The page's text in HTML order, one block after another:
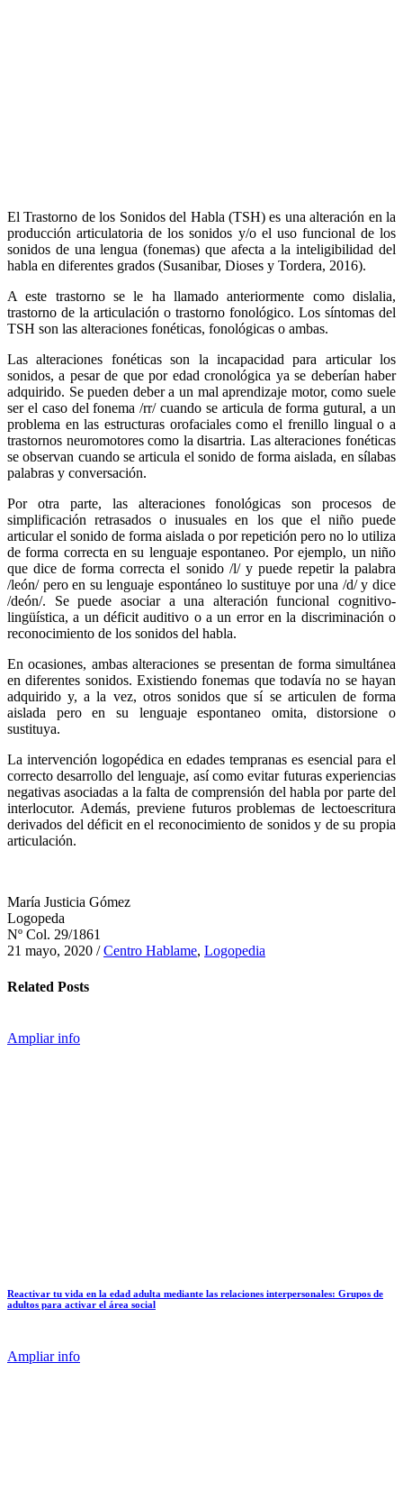
El Trastorno de los Sonidos del Habla (TSH) es una alteración en la
producción articulatoria de los sonidos y/o el uso funcional de los
sonidos de una lengua (fonemas) que afecta a la inteligibilidad del
habla en diferentes grados (Susanibar, Dioses y Tordera, 2016).
A este trastorno se le ha llamado anteriormente como dislalia,
trastorno de la articulación o trastorno fonológico. Los síntomas del
TSH son las alteraciones fonéticas, fonológicas o ambas.
Las alteraciones fonéticas son la incapacidad para articular los
sonidos, a pesar de que por edad cronológica ya se deberían haber
adquirido. Se pueden deber a un mal aprendizaje motor, como suele
ser el caso del fonema /rr/ cuando se articula de forma gutural, a un
problema en las estructuras orofaciales como el frenillo lingual o a
trastornos neuromotores como la disartria. Las alteraciones fonéticas
se observan cuando se articula el sonido de forma aislada, en sílabas
palabras y conversación.
Por otra parte, las alteraciones fonológicas son procesos de
simplificación retrasados o inusuales en los que el niño puede
articular el sonido de forma aislada o por repetición pero no lo utiliza
de forma correcta en su lenguaje espontaneo. Por ejemplo, un niño
que dice de forma correcta el sonido /l/ y puede repetir la palabra
/león/ pero en su lenguaje espontáneo lo sustituye por una /d/ y dice
/deón/. Se puede asociar a una alteración funcional cognitivo-
lingüística, a un déficit auditivo o a un error en la discriminación o
reconocimiento de los sonidos del habla.
En ocasiones, ambas alteraciones se presentan de forma simultánea
en diferentes sonidos. Existiendo fonemas que todavía no se hayan
adquirido y, a la vez, otros sonidos que sí se articulen de forma
aislada pero en su lenguaje espontaneo omita, distorsione o
sustituya.
La intervención logopédica en edades tempranas es esencial para el
correcto desarrollo del lenguaje, así como evitar futuras experiencias
negativas asociadas a la falta de comprensión del habla por parte del
interlocutor. Además, previene futuros problemas de lectoescritura
derivados del déficit en el reconocimiento de sonidos y de su propia
articulación.
María Justicia Gómez
Logopeda
Nº Col. 29/1861
21 mayo, 2020 / Centro Hablame, Logopedia
Related Posts
Ampliar info
Reactivar tu vida en la edad adulta mediante las relaciones interpersonales: Grupos de
adultos para activar el área social
Ampliar info